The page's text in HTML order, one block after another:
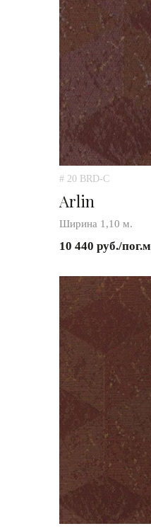
# 20 BRD-C
Arlin
Ширина 1,10 м.
10 440 руб./пог.м